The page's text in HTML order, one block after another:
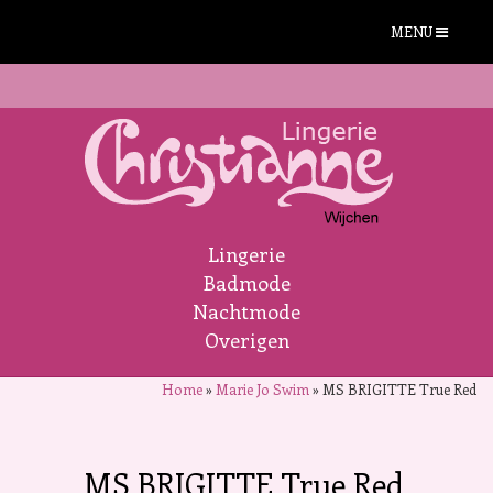
MENU
Lingerie
Badmode
Nachtmode
Overigen
Home» Marie Jo Swim » MS BRIGITTE True Red
MS BRIGITTE True Red